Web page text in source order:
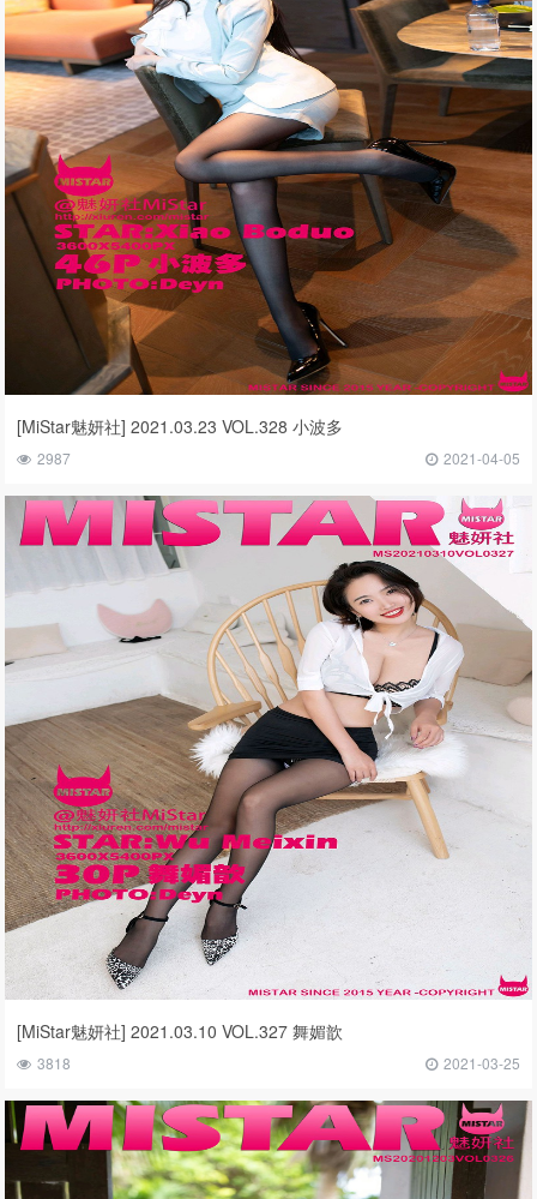
[MiStar魅妍社] 2021.03.23 VOL.328 小波多
2987 2021-04-05
[MiStar魅妍社] 2021.03.10 VOL.327 舞媚歆
3818 2021-03-25